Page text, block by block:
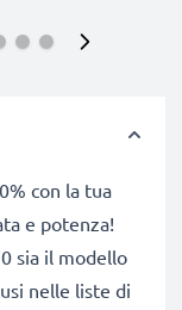
con la tua
e potenza!
sia il modello
nelle liste di